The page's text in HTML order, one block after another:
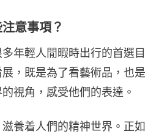
意事項？
年輕人閒暇時出行的首選目
，既是為了看藝術品，也是
視角，感受他們的表達。
養着人們的精神世界。正如